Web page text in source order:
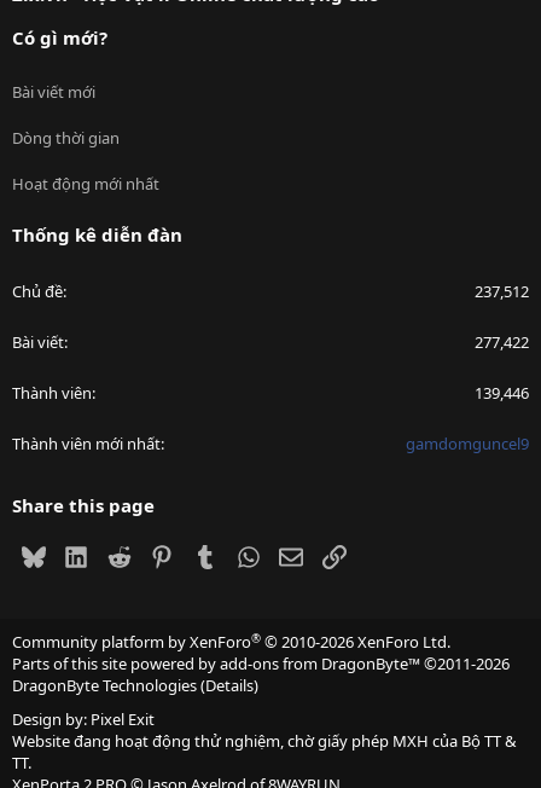
Có gì mới?
Bài viết mới
Dòng thời gian
Hoạt động mới nhất
Thống kê diễn đàn
Chủ đề 237,512
Bài viết 277,422
Thành viên 139,446
Thành viên mới nhất gamdomguncel9
Share this page
BlueskyLinkedIn
Reddit PinterestTumblrWhatsApp
EmailLink
Community platform by XenForo® © 2010-2026 XenForo Ltd.
Parts of this site powered byadd-ons from DragonByte™©2011-2026
DragonByte Technologies(Details)
Design by: Pixel Exit
Website đang hoạt động thử nghiệm, chờ giấy phép MXH của Bộ TT &
TT.